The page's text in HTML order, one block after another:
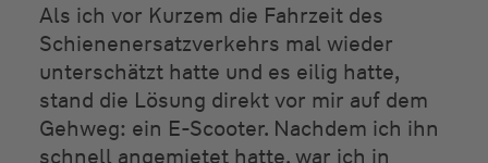
Als ich vor Kurzem die Fahrzeit des
Schienenersatzverkehrs mal wieder
unterschätzt hatte und es eilig hatte,
stand die Lösung direkt vor mir auf dem
Gehweg: ein E-Scooter. Nachdem ich ihn
schnell angemietet hatte, war ich in